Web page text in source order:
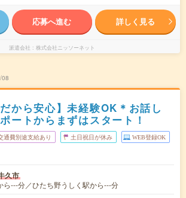
応募へ進む 詳しく見る
派遣会社 株式会社ニッソーネット
08
だから安心】未経験OK＊お話し
ートからまずはスタート！
通費別途支給あり 土日祝日が休み WEB登録OK
久市
ら---分／ひたち野うしく駅から---分